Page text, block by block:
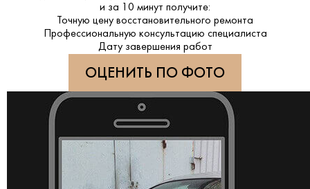
и за 10 минут получите:
Точную цену восстановительного ремонта
Профессиональную консультацию специалиста
Дату завершения работ
ОЦЕНИТЬ ПО ФОТО